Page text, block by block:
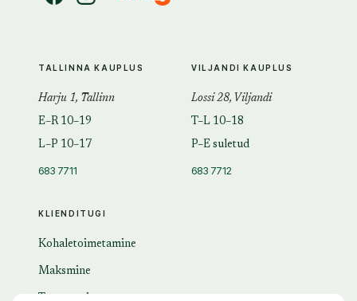
KLIENDITUGI
Kohaletoimetamine
Maksmine
TALLINNA KAUPLUS
Harju 1, Tallinn
E–R 10–19
L–P 10–17
683 7711
VILJANDI KAUPLUS
Lossi 28, Viljandi
T–L 10–18
P–E suletud
683 7712